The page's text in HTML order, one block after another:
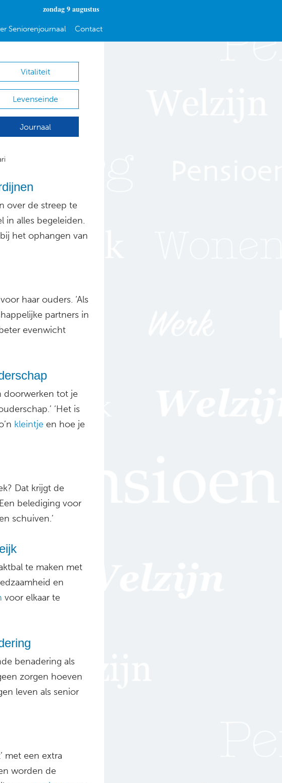
zondag 9 augustus
Seniorenjournaal Contact
Vitaliteit
Levenseinde
Journaal
over de streep te
in alles begeleiden.
het ophangen van
voor haar ouders. ‘Als
partners in
evenwicht
doorwerken tot je
‘Het is
kleintje en hoe je
Dat krijgt de
belediging voor
schuiven.’
te maken met
en
voor elkaar te
benadering als
zorgen hoeven
leven als senior
met een extra
worden de